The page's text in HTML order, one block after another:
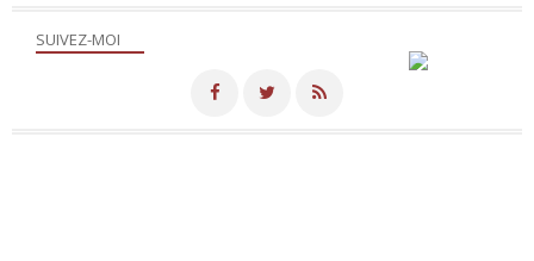
SUIVEZ-MOI